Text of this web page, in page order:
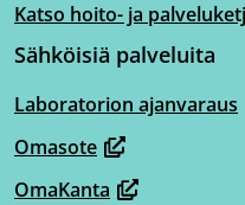
Katso hoito- ja
(avautuu
uuteen
ikkunaan,
toiseen
palveluun)
Sähköisiä palveluita
Laboratorion ajanvaraus
(avautuu
uuteen
ikkunaan,
Omasote
(avautuu
uuteen
OmaKanta